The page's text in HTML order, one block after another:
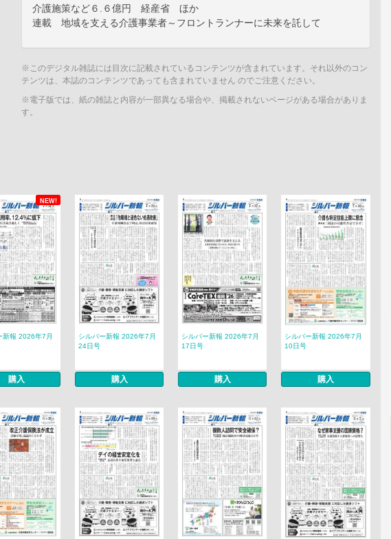
介護施策など６.６億円 経産省 ほか
連載 地域を支える介護事業者～フロントランナーに未来を託して
※このデジタル雑誌には目次に記載されているコンテンツが含まれています。それ以外のコン
テンツは、本誌のコンテンツであっても含まれていません のでご注意ください。
※電子版では、紙の雑誌と内容が一部異なる場合や、掲載されないページがある場合がありま
す。
NEW!
新報 2026年7月
購入
シルバー新報 2026年7月
24日号
購入
シルバー新報 2026年7月
17日号
購入
シルバー新報 2026年7月
10日号
購入